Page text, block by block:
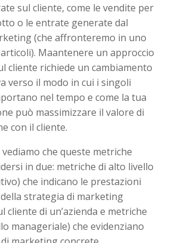
sul cliente, come le vendite per
o le entrate generate dal
(che affronteremo in uno
Maantenere un approccio
cliente richiede un cambiamento
verso il modo in cui i singoli
nel tempo e come la tua
può massimizzare il valore di
con il cliente.
che queste metriche
in due: metriche di alto livello
che indicano le prestazioni
strategia di marketing
cliente di un’azienda e metriche
manageriale) che evidenziano